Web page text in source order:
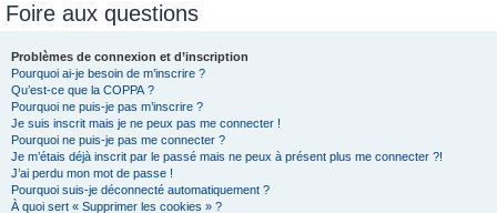
Foire aux questions
Problèmes de connexion et d’inscription
Pourquoi ai-je besoin de m’inscrire ?
Qu’est-ce que la COPPA ?
Pourquoi ne puis-je pas m’inscrire ?
Je suis inscrit mais je ne peux pas me connecter !
Pourquoi ne puis-je pas me connecter ?
Je m’étais déjà inscrit par le passé mais ne peux à présent plus me connecter ?!
J’ai perdu mon mot de passe !
Pourquoi suis-je déconnecté automatiquement ?
À quoi sert « Supprimer les cookies » ?